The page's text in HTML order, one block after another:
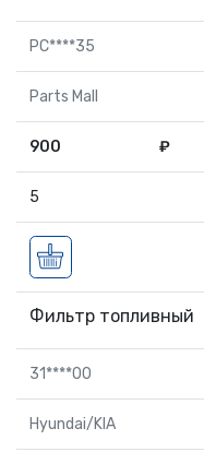
PC****35
Parts Mall
900 ₽
5
Фильтр топливный
31****00
Hyundai/KIA